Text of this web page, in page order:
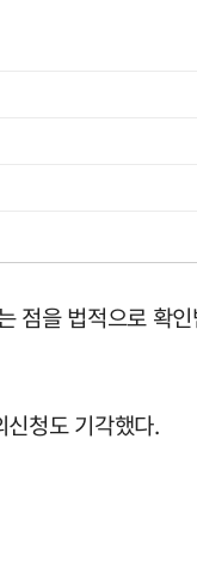
을 법적으로 확
청도 기각했다.